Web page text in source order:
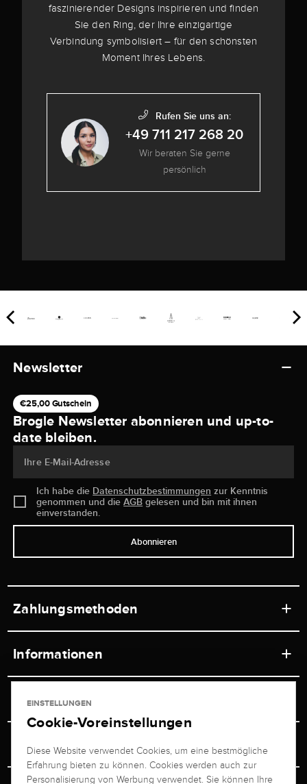
faszinierender Designs inspirieren und finden
Sie den Ring, der Ihre einzigartige
Verbindung symbolisiert – für den schönsten
Moment Ihres Lebens.
Rufen Sie uns an:
+49 711 217 268 20
Wir beraten Sie gerne
persönlich
Newsletter
€25,00 Gutschein
Brogle Newsletter abonnieren und up-to-
date bleiben.
Ihre E-Mail-Adresse
Ich habe die Datenschutzbestimmungen zur Kenntnis
genommen und dieAGB gelesen und bin mit ihnen
einverstanden.
Abonnieren
Zahlungsmethoden
Informationen
Ladengeschäft
Versand & Zahlung
Ratgeber
Service
Newsletterabmeldung
Juwelier Brogle
Über uns
EINSTELLUNGEN
Cookie-Voreinstellungen
Diese Website verwendet Cookies, um eine bestmögliche
Erfahrung bieten zu können. Cookies werden auch zur
Personalisierung von Werbung verwendet. Sie können Ihre